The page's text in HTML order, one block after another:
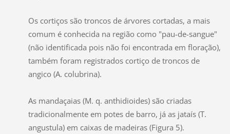
Os cortiços são troncos de árvores cortadas, a mais
comum é conhecida na região como "pau-de-sangue"
(não identificada pois não foi encontrada em floração),
também foram registrados cortiço de troncos de
angico (A. colubrina).
As mandaçaias (M. q. anthidioides) são criadas
tradicionalmente em potes de barro, já as jataís (T.
angustula) em caixas de madeiras (Figura 5).